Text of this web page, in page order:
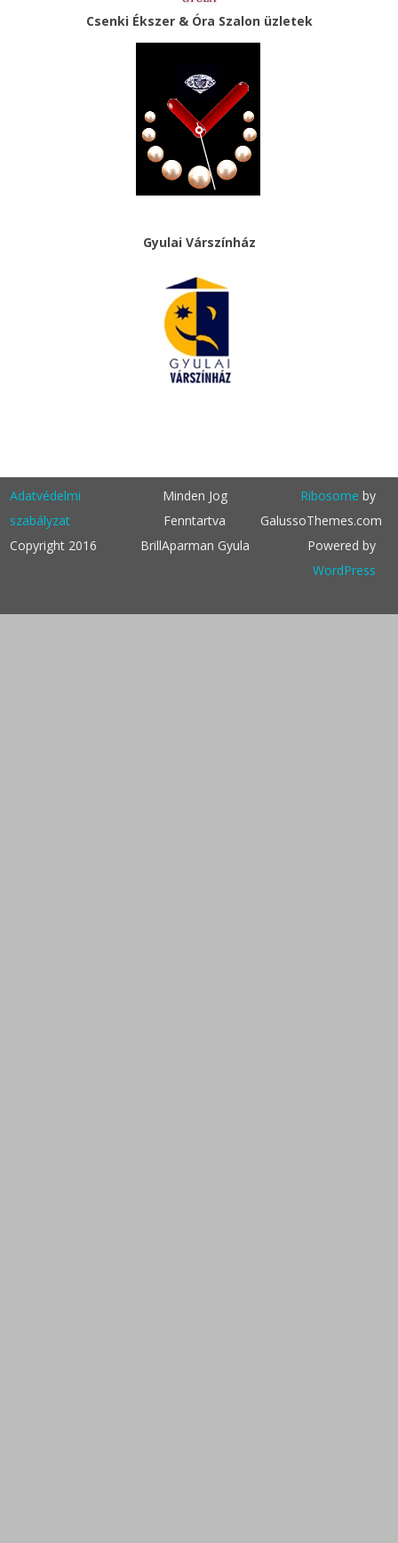
Csenki Ékszer & Óra Szalon üzletek
Gyulai Várszínház
Adatvédelmi
szabályzat
Copyright 2016
Minden Jog
Fenntartva
BrillAparman Gyula
Ribosome by
GalussoThemes.com
Powered by
WordPress